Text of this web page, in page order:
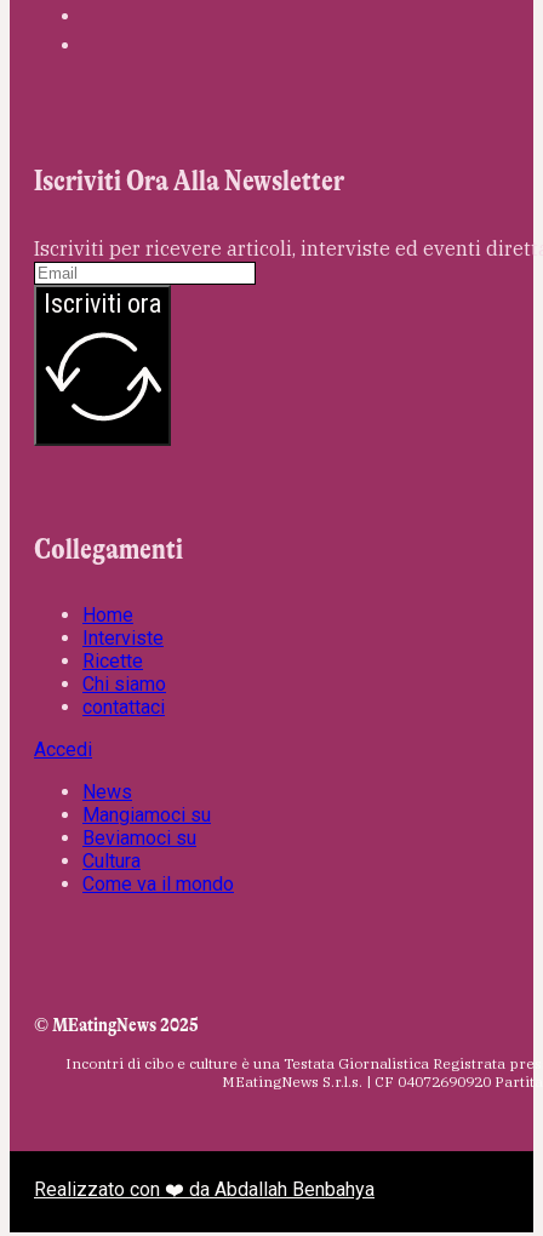
Iscriviti Ora Alla Newsletter
Iscriviti per ricevere articoli, interviste ed eventi
Iscriviti ora
Collegamenti
Home
Interviste
Ricette
Chi siamo
contattaci
Accedi
News
Mangiamoci su
Beviamoci su
Cultura
Come va il mondo
© MEatingNews 2025
Incontri di cibo e culture è una Testata Giornalistica Registrata
MEatingNews S.r.l.s. | CF 04072690920
Realizzato con ❤️ da Abdallah Benbahya